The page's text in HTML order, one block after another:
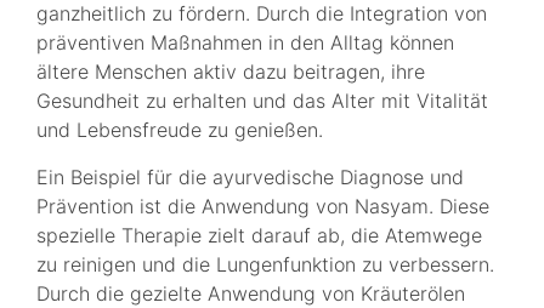
ganzheitlich zu fördern. Durch die Integration von
präventiven Maßnahmen in den Alltag können
ältere Menschen aktiv dazu beitragen, ihre
Gesundheit zu erhalten und das Alter mit Vitalität
und Lebensfreude zu genießen.
Ein Beispiel für die ayurvedische Diagnose und
Prävention ist die Anwendung von Nasyam. Diese
spezielle Therapie zielt darauf ab, die Atemwege
zu reinigen und die Lungenfunktion zu verbessern.
Durch die gezielte Anwendung von Kräuterölen